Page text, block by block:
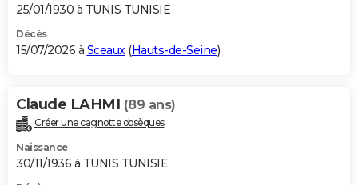
GUIDES D'ACHAT
BONS PLANS
Carte de Noël
Carte Bonne année
Carte Saint-Valentin
Carte Pâques
Carte d'anniversaire
DICTIONNAIRE
Dictionnaire
Biographies
Citations
Expressions
Proverbes
PROGRAMME TV
25/01/1930 à TUNIS TUNISIE
Décès
15/07/2026 à Sceaux(Hauts-de-Seine)
Claude LAHMI (89 ans)
Créer une cagnotte obsèques
Naissance
30/11/1936 à TUNIS TUNISIE